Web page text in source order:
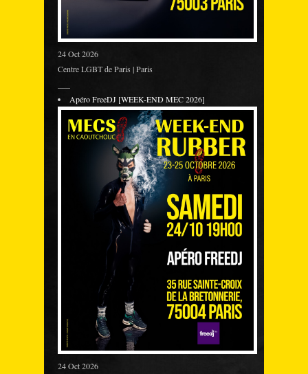
24 Oct 2026
Centre LGBT de Paris | Paris
Apéro FreeDJ [WEEK-END MEC 2026]
24 Oct 2026